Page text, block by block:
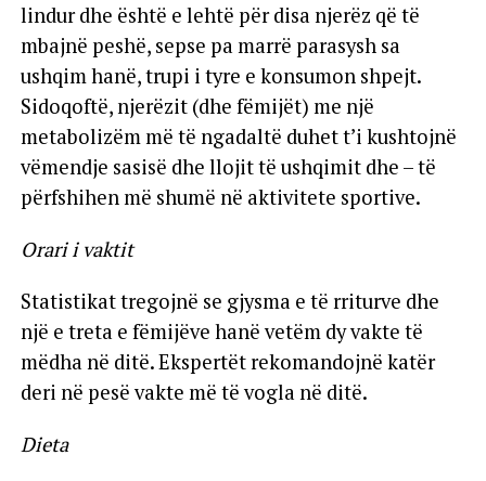
lindur dhe është e lehtë për disa njerëz që të
mbajnë peshë, sepse pa marrë parasysh sa
ushqim hanë, trupi i tyre e konsumon shpejt.
Sidoqoftë, njerëzit (dhe fëmijët) me një
metabolizëm më të ngadaltë duhet t’i kushtojnë
vëmendje sasisë dhe llojit të ushqimit dhe – të
përfshihen më shumë në aktivitete sportive.
Orari i vaktit
Statistikat tregojnë se gjysma e të rriturve dhe
një e treta e fëmijëve hanë vetëm dy vakte të
mëdha në ditë. Ekspertët rekomandojnë katër
deri në pesë vakte më të vogla në ditë.
Dieta